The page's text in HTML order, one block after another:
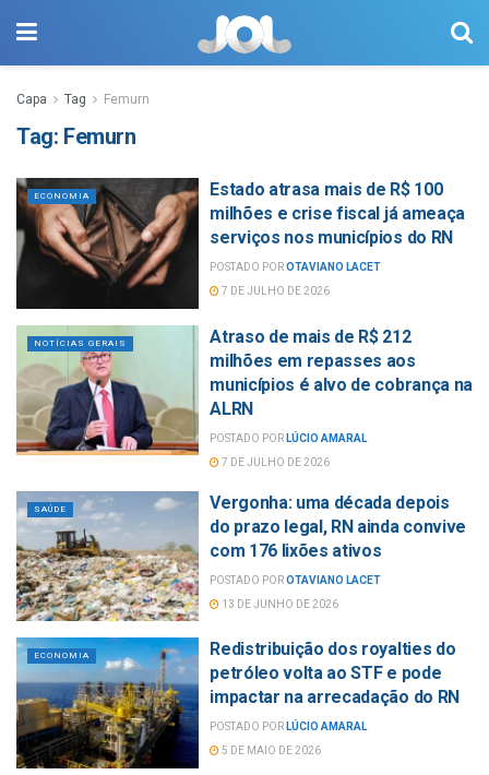
Capa Tag Femurn
Tag: Femurn
ECONOMIA
Estado atrasa mais de R$ 100
milhões e crise fiscal já ameaça
serviços nos municípios do RN
POSTADO POROTAVIANO LACET
7 DE JULHO DE 2026
NOTÍCIAS GERAIS
Atraso de mais de R$ 212
milhões em repasses aos
municípios é alvo de cobrança na
ALRN
POSTADO POR LÚCIO AMARAL
7 DE JULHO DE 2026
SAÚDE
Vergonha: uma década depois
do prazo legal, RN ainda convive
com 176 lixões ativos
POSTADO POROTAVIANO LACET
13 DE JUNHO DE 2026
ECONOMIA
Redistribuição dos royalties do
petróleo volta ao STF e pode
impactar na arrecadação do RN
POSTADO POR LÚCIO AMARAL
5 DE MAIO DE 2026